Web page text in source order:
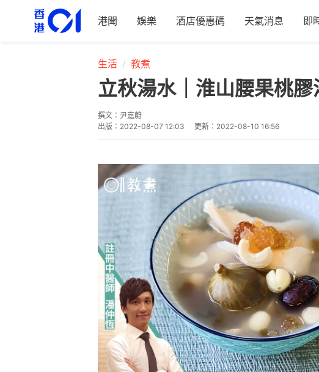
港聞 娛樂 酒店優惠碼 天氣消息 即
生活 教煮
立秋湯水｜淮山腰果桃
撰文： 尹嘉蔚
出版： 2022-08-07 12:03 更新： 2022-08-10 16:56